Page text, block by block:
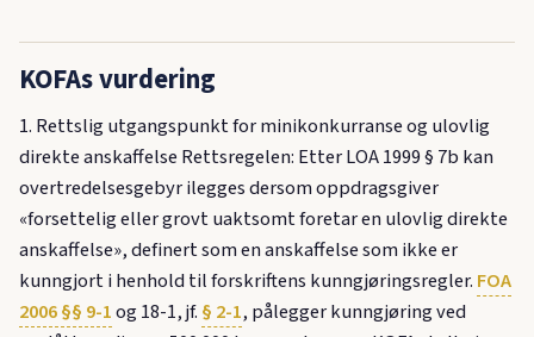
KOFAs vurdering
1. Rettslig utgangspunkt for minikonkurranse og ulovlig
direkte anskaffelse Rettsregelen: Etter LOA 1999 § 7b kan
overtredelsesgebyr ilegges dersom oppdragsgiver
«forsettelig eller grovt uaktsomt foretar en ulovlig direkte
anskaffelse», definert som en anskaffelse som ikke er
kunngjort i henhold til forskriftens kunngjøringsregler. FOA
2006 §§ 9-1og 18-1, jf. § 2-1, pålegger kunngjøring ved